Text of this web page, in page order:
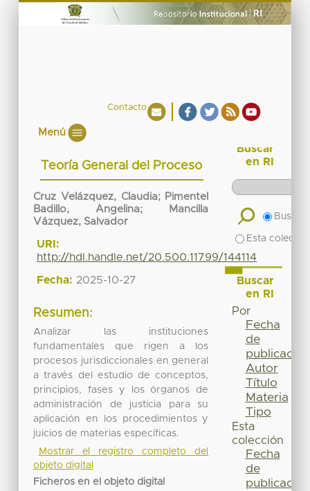
Contacto
Menú
Teoría General del Proceso
Cruz Velázquez, Claudia; Pimentel
Badillo, Angelina;
Mancilla
Vázquez, Salvador
URI:
http://hdl.handle.net/20.500.11799/144114
Fecha: 2025-10-27
Resumen:
Analizar las instituciones
fundamentales que rigen a los
procesos jurisdiccionales en general
a través del estudio de conceptos,
principios, fases y los órganos de
administración de justicia para su
aplicación en los procedimientos y
juicios de materias específicas.
Mostrar el registro completo del
objeto digital
Ficheros en el objeto digital
Buscar
en RI
Buscar
Esta
Buscar
en RI
Por
Fecha
de
publicación
Autor
Título
Materia
Tipo
Esta
colección
Fecha
de
publicación